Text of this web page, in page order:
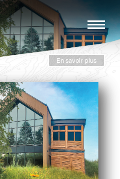
En savoir plus